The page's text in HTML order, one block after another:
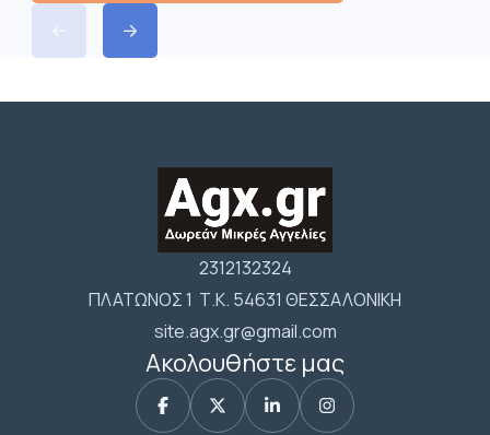
2312132324
ΠΛΑΤΩΝΟΣ 1 Τ.Κ. 54631 ΘΕΣΣΑΛΟΝΙΚΗ
site.agx.gr@gmail.com
Ακολουθήστε μας